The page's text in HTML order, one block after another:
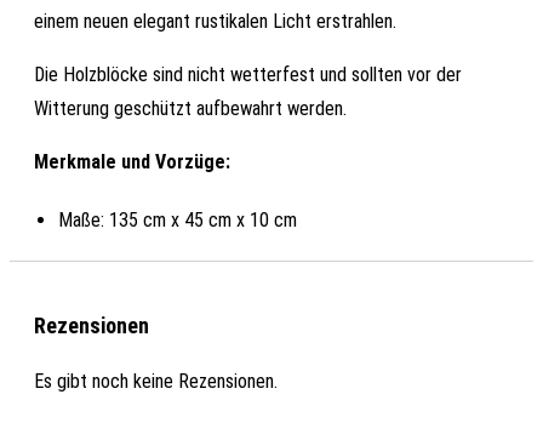
einem neuen elegant rustikalen Licht erstrahlen.
Die Holzblöcke sind nicht wetterfest und sollten vor der
Witterung geschützt aufbewahrt werden.
Merkmale und Vorzüge:
Maße: 135 cm x 45 cm x 10 cm
Rezensionen
Es gibt noch keine Rezensionen.